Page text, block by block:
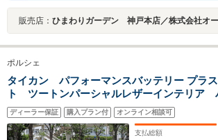
販売店： ひまわりガーデン 神戸本店／株式会社オートスタイ
ポルシェ
タイカン パフォーマンスバッテリー プラ
ト ツートンパーシャルレザーインテリア
ーフシステム スポーツクロノPKG パフォ
ッテリープラス 4+1シート リアアクスルス
グ パッセンジャーディスプレイ
ディーラー保証 購入プラン付 オンライン相談可
支払総額